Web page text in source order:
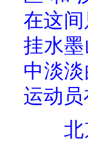
在这
挂水
中淡
运动